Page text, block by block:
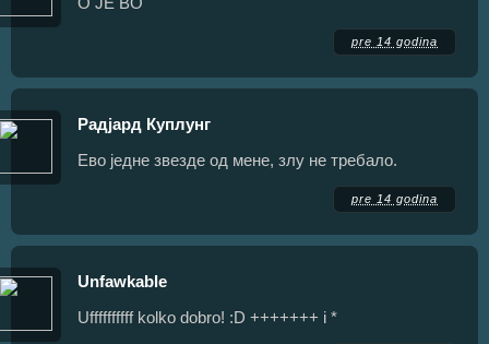
pre 14 godina
Радјард Куплунг
Ево једне звезде од мене, злу не требало.
pre 14 godina
Unfawkable
Uffffffffff kolko dobro! :D +++++++ i *